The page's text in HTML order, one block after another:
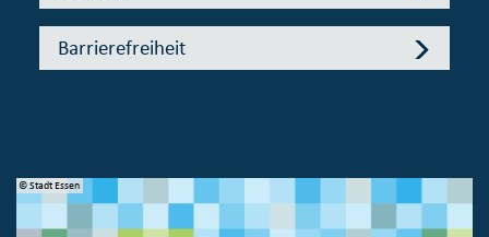
Barrierefreiheit
© Stadt Essen